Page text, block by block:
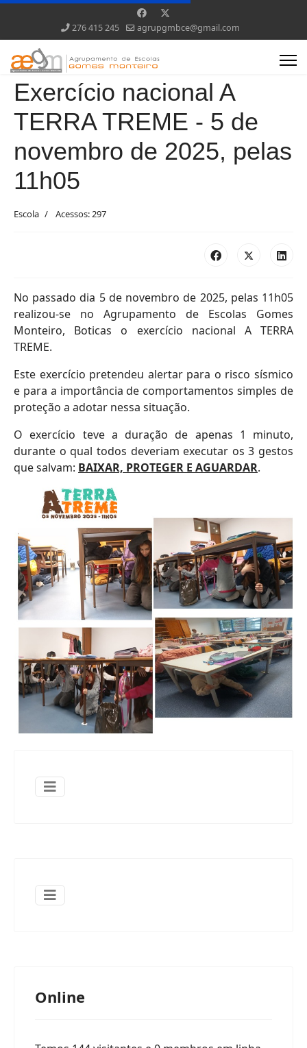
276 415 245 agrupgmbce@gmail.com
Exercício nacional A
TERRA TREME - 5 de
novembro de 2025, pelas
11h05
Escola Acessos: 297
No passado dia 5 de novembro de 2025, pelas 11h05
realizou-se no Agrupamento de Escolas Gomes
Monteiro, Boticas o exercício nacional A TERRA
TREME.
Este exercício pretendeu alertar para o risco sísmico
e para a importância de comportamentos simples de
proteção a adotar nessa situação.
O exercício teve a duração de apenas 1 minuto,
durante o qual todos deveriam executar os 3 gestos
que salvam: BAIXAR, PROTEGER E AGUARDAR.
Online